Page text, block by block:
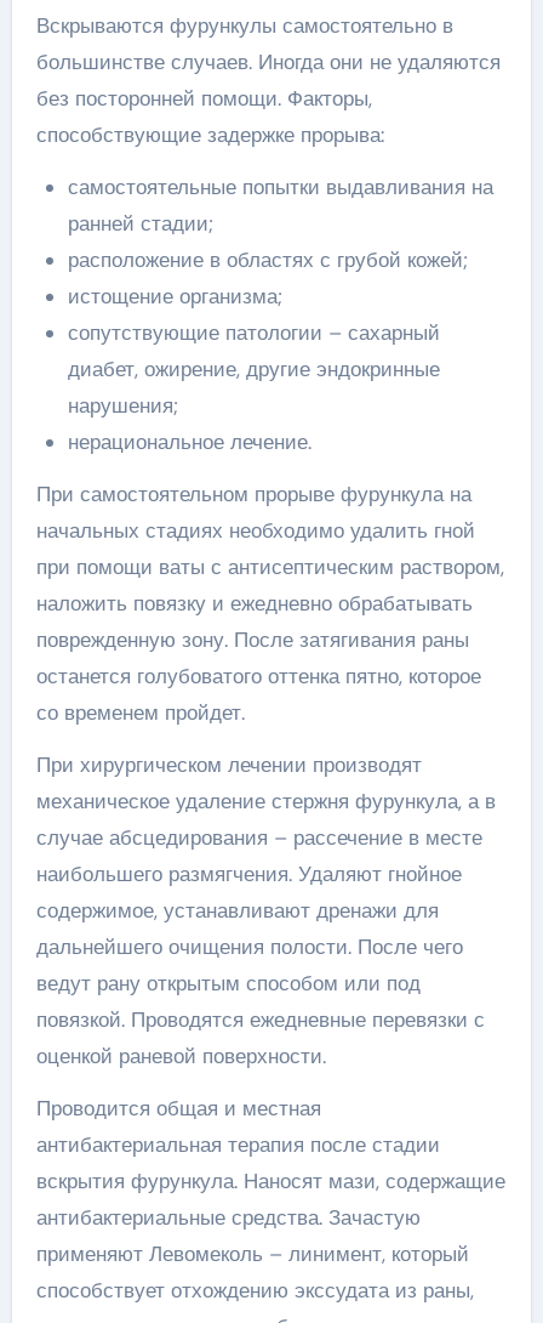
Вскрываются фурункулы самостоятельно в
большинстве случаев. Иногда они не удаляются
без посторонней помощи. Факторы,
способствующие задержке прорыва:
самостоятельные попытки выдавливания на
ранней стадии;
расположение в областях с грубой кожей;
истощение организма;
сопутствующие патологии – сахарный
диабет, ожирение, другие эндокринные
нарушения;
нерациональное лечение.
При самостоятельном прорыве фурункула на
начальных стадиях необходимо удалить гной
при помощи ваты с антисептическим раствором,
наложить повязку и ежедневно обрабатывать
поврежденную зону. После затягивания раны
останется голубоватого оттенка пятно, которое
со временем пройдет.
При хирургическом лечении производят
механическое удаление стержня фурункула, а в
случае абсцедирования – рассечение в месте
наибольшего размягчения. Удаляют гнойное
содержимое, устанавливают дренажи для
дальнейшего очищения полости. После чего
ведут рану открытым способом или под
повязкой. Проводятся ежедневные перевязки с
оценкой раневой поверхности.
Проводится общая и местная
антибактериальная терапия после стадии
вскрытия фурункула. Наносят мази, содержащие
антибактериальные средства. Зачастую
применяют Левомеколь – линимент, который
способствует отхождению экссудата из раны,